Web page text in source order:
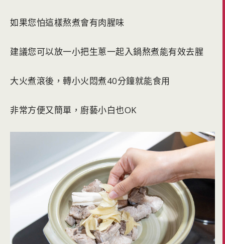
如果您怕這樣熬煮會有肉腥味
建議您可以放一小把生蔥一起入鍋熬煮能有效去腥
大火煮滾後，轉小火悶煮40分鐘就能食用
非常方便又簡單，廚藝小白也OK